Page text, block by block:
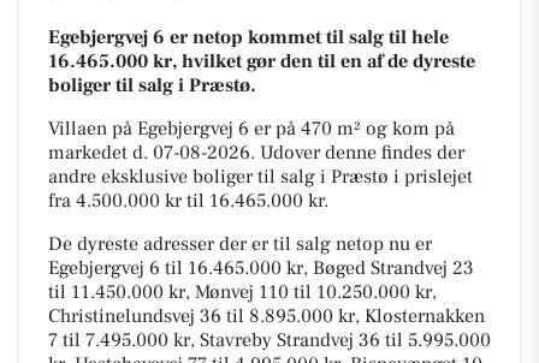
Egebjergvej 6 er netop kommet til salg til hele
16.465.000 kr, hvilket gør den til en af de dyreste
boliger til salg i Præstø.
Villaen på Egebjergvej 6 er på 470 m² og kom på
markedet d. 07-08-2026. Udover denne findes der
andre eksklusive boliger til salg i Præstø i prislejet
fra 4.500.000 kr til 16.465.000 kr.
De dyreste adresser der er til salg netop nu er
Egebjergvej 6 til 16.465.000 kr, Bøged Strandvej 23
til 11.450.000 kr, Mønvej 110 til 10.250.000 kr,
Christinelundsvej 36 til 8.895.000 kr, Klosternakken
7 til 7.495.000 kr, Stavreby Strandvej 36 til 5.995.000